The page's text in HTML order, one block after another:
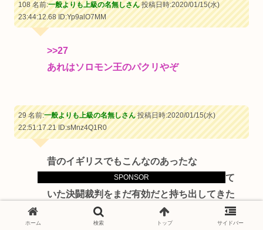
SPONSOR
108 名前:一般よりも上級の名無しさん投稿日時:2020/01/15(水)
23:44:12.68ID:Yp9alO7MM
>>27
あれはソロモン王のパクリやぞ
29 名前:一般よりも上級の名無しさん投稿日時:2020/01/15(水)
22:51:17.21ID:sMnz4Q1R0
昔のイギリスでもこんなのあったな
昔使われていたけど今では使われなくなって
いた決闘裁判をまだ有効だと持ち出してきた
ホーム 検索 トップ サイドバー